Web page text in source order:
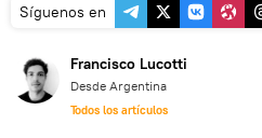
Síguenos en
Francisco Lucotti
Desde Argentina
Todos los artículos